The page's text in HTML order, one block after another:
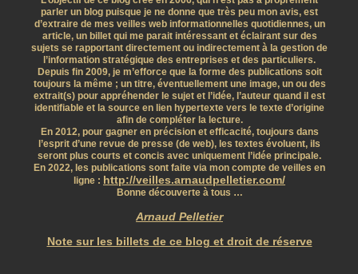
parler un blog puisque je ne donne que très peu mon avis, est
d’extraire de mes veilles web informationnelles quotidiennes, un
article, un billet qui me parait intéressant et éclairant sur des
sujets se rapportant directement ou indirectement à la gestion de
l’information stratégique des entreprises et des particuliers.
Depuis fin 2009, je m’efforce que la forme des publications soit
toujours la même ; un titre, éventuellement une image, un ou des
extrait(s) pour appréhender le sujet et l’idée, l’auteur quand il est
identifiable et la source en lien hypertexte vers le texte d’origine
afin de compléter la lecture.
En 2012, pour gagner en précision et efficacité, toujours dans
l’esprit d’une revue de presse (de web), les textes évoluent, ils
seront plus courts et concis avec uniquement l’idée principale.
En 2022, les publications sont faite via mon compte de veilles en
ligne : http://veilles.arnaudpelletier.com/
Bonne découverte à tous …
Arnaud Pelletier
Note sur les billets de ce blog et droit de réserve